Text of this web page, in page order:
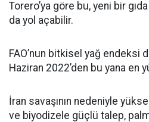
Torero’ya göre bu, yeni bir
da yol açabilir.
FAO’nun bitkisel yağ endeksi
Haziran 2022’den bu yana en
İran savaşının nedeniyle
ve biyodizele güçlü talep,